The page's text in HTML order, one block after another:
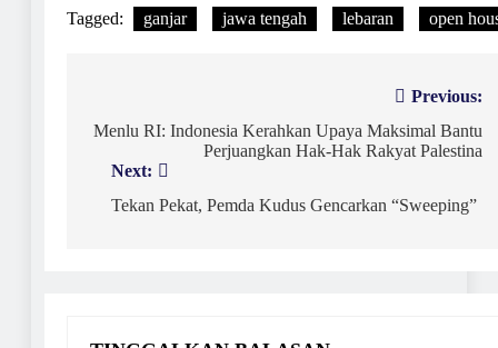
Tagged: ganjar jawa tengah lebaran open
pos
Previous:
Menlu RI: Indonesia Kerahkan Upaya Maksimal Bantu
Perjuangkan Hak-Hak Rakyat Palestina
Next:
Tekan Pekat, Pemda Kudus Gencarkan “Sweeping”